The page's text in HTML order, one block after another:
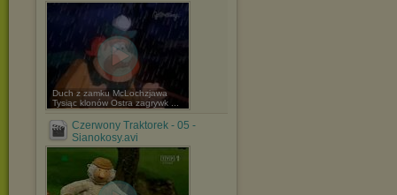
Duch z zamku McLochzjawa
Tysiąc klonów Ostra zagrywk ...
Czerwony Traktorek - 05 -
Sianokosy.avi